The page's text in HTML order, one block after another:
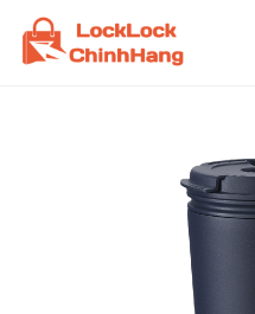
Skip
content